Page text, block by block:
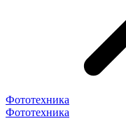
Фототехника
Фототехника